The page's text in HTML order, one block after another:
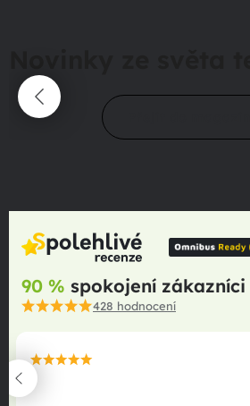
90 % spokojení zákazníci
428 hodnocení
maximální spokojenost
22.06.2025